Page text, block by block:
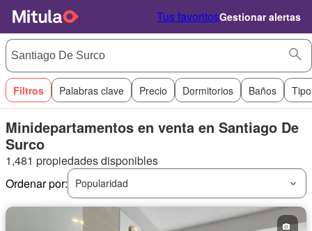
Tus favoritosGestionar alertas
Filtros Palabras clave Precio Dormitorios Baños
Minidepartamentos en venta en Santiago De
Surco
1,481 propiedades disponibles
Ordenar por:
Popularidad